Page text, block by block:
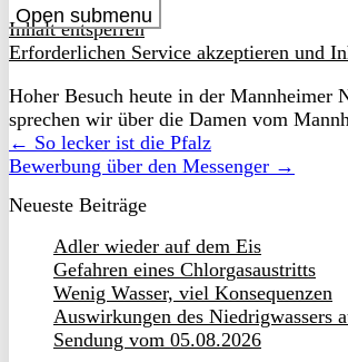
Open submenu
Inhalt entsperren
Erforderlichen Service akzeptieren und
Hoher Besuch heute in der Mannheimer
sprechen wir über die Damen vom
← So lecker ist die Pfalz
Bewerbung über den Messenger →
Neueste Beiträge
Adler wieder auf dem Eis
Gefahren eines Chlorgasaustritts
Wenig Wasser, viel Konsequenzen
Auswirkungen des Niedrigwassers
Sendung vom 05.08.2026